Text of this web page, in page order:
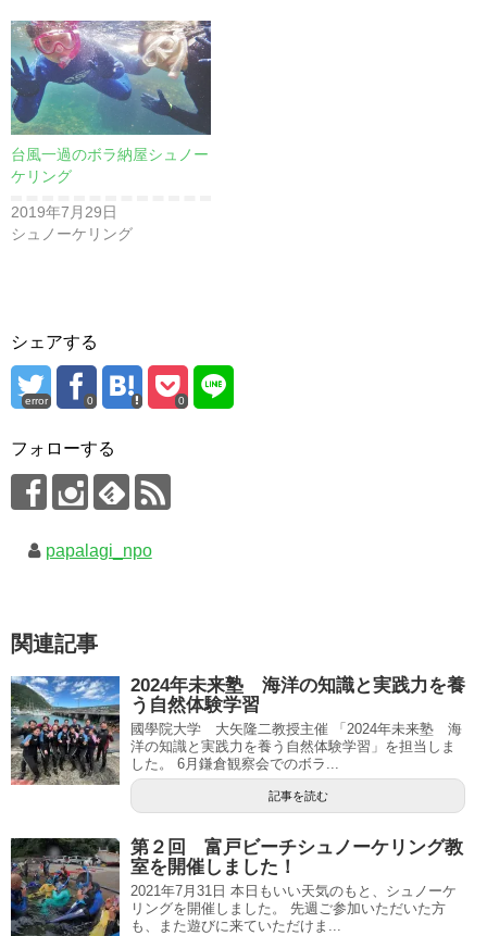
台風一過のボラ納屋シュノー
ケリング
2019年7月29日
シュノーケリング
シェアする
error 0 0
フォローする
papalagi_npo
関連記事
2024年未来塾 海洋の知識と実践力を養
う自然体験学習
國學院大学 大矢隆二教授主催 「2024年未来塾 海
洋の知識と実践力を養う自然体験学習」を担当しま
した。 6月鎌倉観察会でのボラ...
記事を読む
第２回 富戸ビーチシュノーケリング教
室を開催しました！
2021年7月31日 本日もいい天気のもと、シュノーケ
リングを開催しました。 先週ご参加いただいた方
も、また遊びに来ていただけま...